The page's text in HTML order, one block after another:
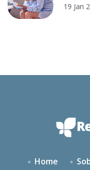
19 Jan
Home